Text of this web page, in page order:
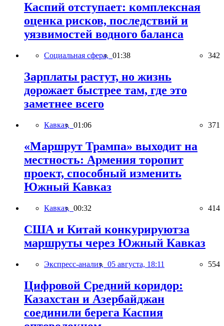
Каспий отступает: комплексная
оценка рисков, последствий и
уязвимостей водного баланса
Социальная сфера, 01:38 342
Зарплаты растут, но жизнь
дорожает быстрее там, где это
заметнее всего
Кавказ, 01:06 371
«Маршрут Трампа» выходит на
местность: Армения торопит
проект, способный изменить
Южный Кавказ
Кавказ, 00:32 414
США и Китай конкурируютза
маршруты через Южный Кавказ
Экспресс-анализ, 05 августа, 18:11 554
Цифровой Средний коридор:
Казахстан и Азербайджан
соединили берега Каспия